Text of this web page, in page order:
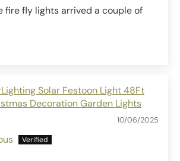
fire fly lights arrived a couple of
Solar Festoon Light 48Ft
Decoration Garden Lights
10/06/2025